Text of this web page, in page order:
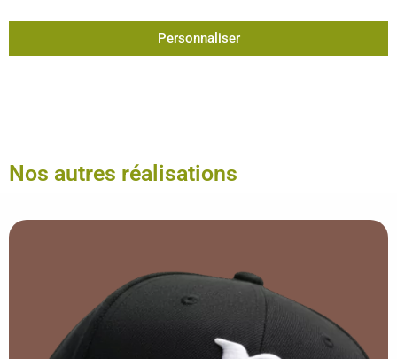
Personnaliser
Nos autres réalisations